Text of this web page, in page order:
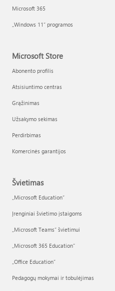
Microsoft 365
„Windows 11“ programos
Microsoft Store
Abonento profilis
Atsisiuntimo centras
Grąžinimas
Užsakymo sekimas
Perdirbimas
Komercinės garantijos
Švietimas
„Microsoft Education“
Įrenginiai švietimo įstaigoms
„Microsoft Teams“ švietimui
„Microsoft 365 Education“
„Office Education“
Pedagogų mokymai ir tobulėjimas